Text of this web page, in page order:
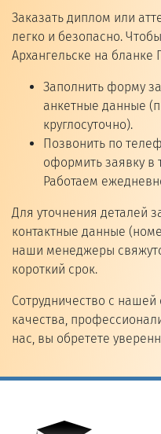
Заказать диплом или
легко и безопасно.
Архангельске на
Заполнить форму
анкетные данные
круглосуточно).
Позвонить по
оформить заявку
Работаем
Для уточнения деталей
контактные данные
наши менеджеры
короткий срок.
Сотрудничество с нашей
качества,
нас, вы обретете